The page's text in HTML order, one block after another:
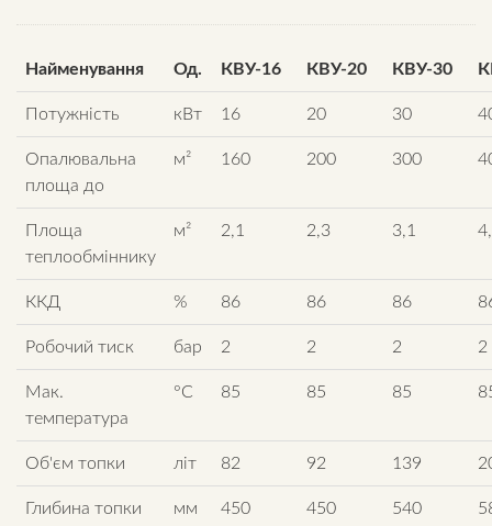
Найменування Од. КВУ-16 КВУ-20 КВУ-30
Потужність кВт 16 20 30
Опалювальна
площа до
м² 160 200 300
Площа
теплообміннику
м² 2,1 2,3 3,1
ККД % 86 86 86
Робочий тиск бар 2 2 2 2
Мак.
температура
°C 85 85 85
Об'єм топки літ 82 92 139
Глибина топки мм 450 450 540